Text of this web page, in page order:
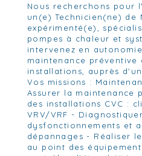
Nous recherchons pour
un(e) Technicien(ne) de
expérimenté(e),
pompes à chaleur et
intervenez en
maintenance préventive
installations, auprès
Vos missions :
Assurer la maintenance
des installations CVC :
VRV/VRF -
dysfonctionnements et
dépannages - Réaliser
au point des